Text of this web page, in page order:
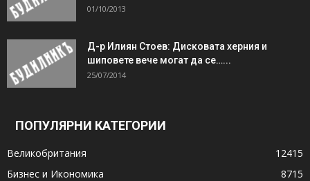
01/10/2013
Д-р Илиян Стоев: Дисковата херния и
шиповете вече могат да се…...
25/07/2014
ПОПУЛЯРНИ КАТЕГОРИИ
Великобритания
12415
Бизнес и Икономика
8715